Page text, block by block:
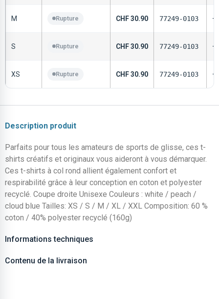
M Rupture CHF30.90 77249-0103 —
S Rupture CHF30.90 77249-0103 —
XS Rupture CHF30.90 77249-0103 —
Description produit
Parfaits pour tous les amateurs de sports de glisse, ces t-
shirts créatifs et originaux vous aideront à vous démarquer.
Ces t-shirts à col rond allient également confort et
respirabilité grâce à leur conception en coton et polyester
recyclé. Coupe droite Unisexe Couleurs : white / peach /
cloud blue Tailles: XS / S / M / XL / XXL Composition: 60 %
coton / 40% polyester recyclé (160g)
Informations techniques
Contenu de la livraison